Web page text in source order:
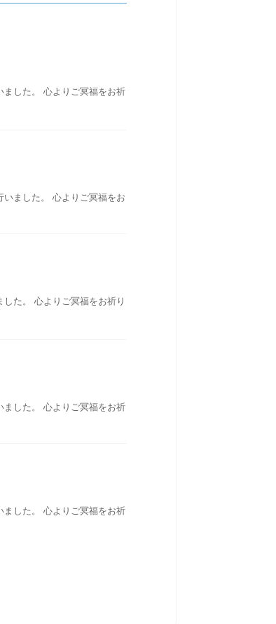
ました。 心よりご冥福をお祈
ました。 心よりご冥福をお
た。 心よりご冥福をお祈り
ました。 心よりご冥福をお祈
ました。 心よりご冥福をお祈